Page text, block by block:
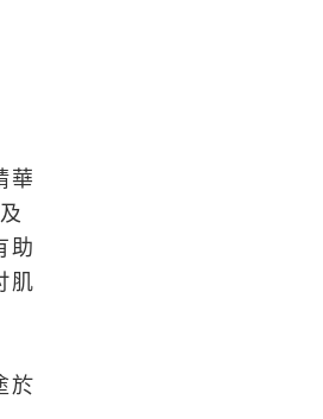
華
助
肌
於